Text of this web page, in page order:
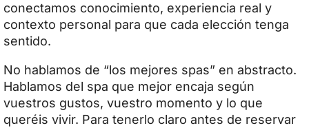
conectamos conocimiento, experiencia real y
contexto personal para que cada elección tenga
sentido.
No hablamos de “los mejores spas” en abstracto.
Hablamos del spa que mejor encaja según
vuestros gustos, vuestro momento y lo que
queréis vivir. Para tenerlo claro antes de reservar